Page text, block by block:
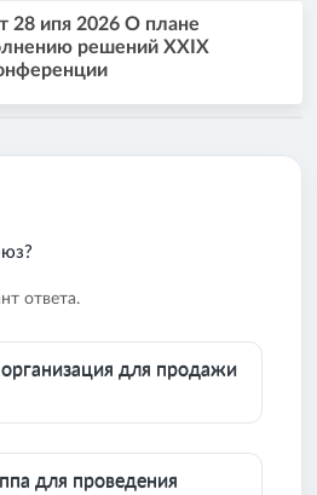
28 ипя 2026 О плане
решений XXIX
ответа.
для продажи
для проведения